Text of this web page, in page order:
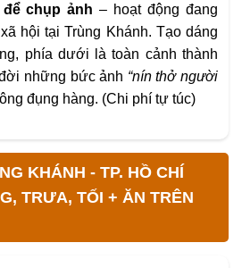
chụp ảnh – hoạt động đang
hội tại Trùng Khánh. Tạo dáng
phía dưới là toàn cảnh thành
những bức ảnh “nín thở người
đụng hàng. (Chi phí tự túc)
KHÁNH - TP. HỒ CHÍ
TRƯA, TỐI + ĂN TRÊN